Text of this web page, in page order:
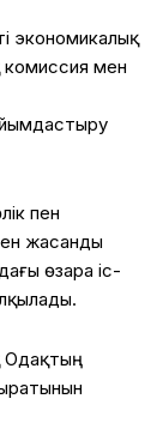
экономикалық
комиссия мен
пен
жасанды
өзара іс-
Одақтың